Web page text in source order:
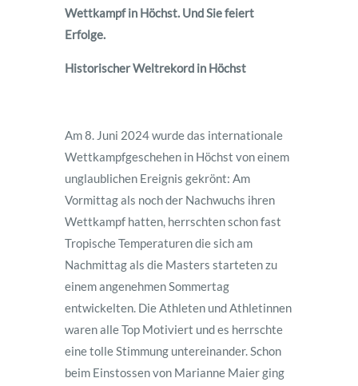
Wettkampf in Höchst. Und Sie feiert
Erfolge.
Historischer Weltrekord in Höchst
Am 8. Juni 2024 wurde das internationale
Wettkampfgeschehen in Höchst von einem
unglaublichen Ereignis gekrönt: Am
Vormittag als noch der Nachwuchs ihren
Wettkampf hatten, herrschten schon fast
Tropische Temperaturen die sich am
Nachmittag als die Masters starteten zu
einem angenehmen Sommertag
entwickelten. Die Athleten und Athletinnen
waren alle Top Motiviert und es herrschte
eine tolle Stimmung untereinander. Schon
beim Einstossen von Marianne Maier ging